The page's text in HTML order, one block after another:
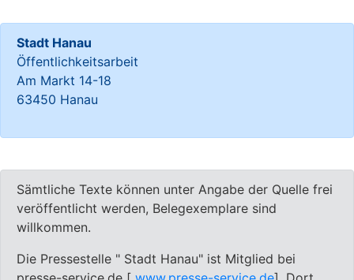
Stadt Hanau
Öffentlichkeitsarbeit
Am Markt 14-18
63450 Hanau
Sämtliche Texte können unter Angabe der Quelle frei
veröffentlicht werden, Belegexemplare sind
willkommen.
Die Pressestelle " Stadt Hanau" ist Mitglied bei